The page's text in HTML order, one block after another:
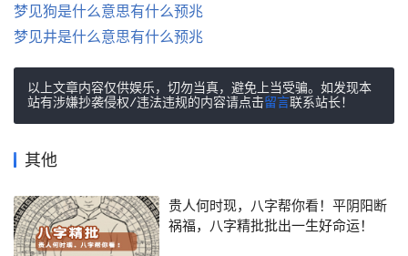
梦见狗是什么意思有什么预兆
梦见井是什么意思有什么预兆
以上文章内容仅供娱乐，切勿当真，避免上当受骗。如发现本
站有涉嫌抄袭侵权/违法违规的内容请点击留言联系站长！
其他
贵人何时现，八字帮你看！平阴阳断
祸福，八字精批批出一生好命运！